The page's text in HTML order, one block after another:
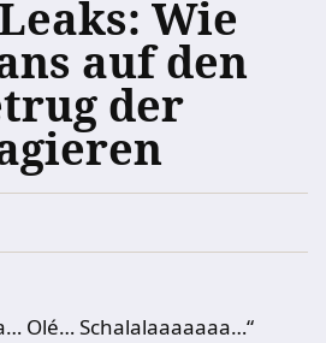
Wie
auf den
der
Olé… Schalalaaaaaaa…“